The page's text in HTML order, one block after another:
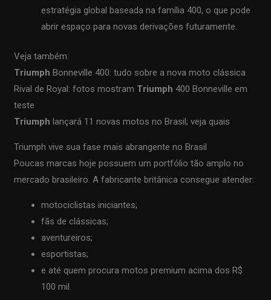
estratégia global baseada na família 400, o que pode
abrir espaço para novas derivações futuramente.
Veja também:
Triumph Bonneville 400: tudo sobre a nova moto clássica
Rival de Royal: fotos mostram Triumph 400 Bonneville em
teste
Triumph lançará 11 novas motos no Brasil; veja quais
Triumph vive sua fase mais abrangente no Brasil
Poucas marcas hoje possuem um portfólio tão amplo no
mercado brasileiro. A fabricante britânica consegue atender:
motociclistas iniciantes;
fãs de clássicas;
aventureiros;
esportistas;
e até quem procura motos premium acima dos R$
100 mil.